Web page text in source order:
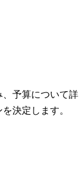
、予算について詳
決定します。